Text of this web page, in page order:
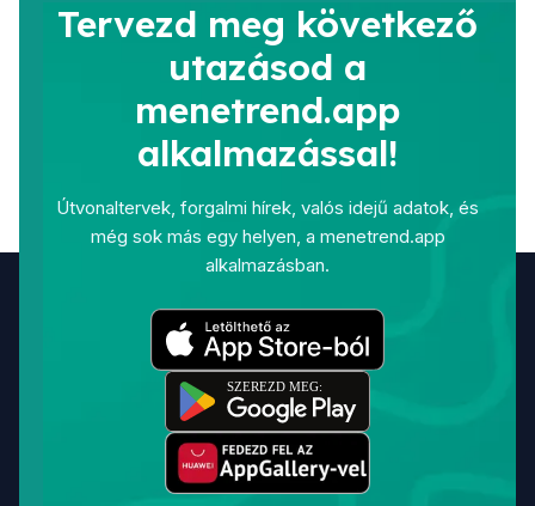
Tervezd meg következő
utazásod a
menetrend.app
alkalmazással!
Útvonaltervek, forgalmi hírek, valós idejű adatok, és
még sok más egy helyen, a menetrend.app
alkalmazásban.